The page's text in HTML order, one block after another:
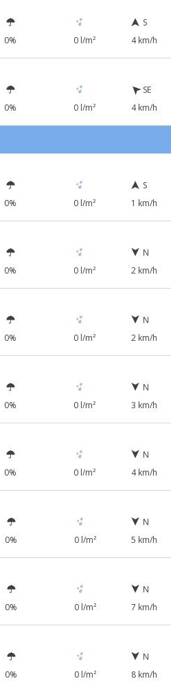
0% 0 l/m²
S
4 km/h
0% 0 l/m²
SE
4 km/h
0% 0 l/m²
S
1 km/h
0% 0 l/m²
N
2 km/h
0% 0 l/m²
N
2 km/h
0% 0 l/m²
N
3 km/h
0% 0 l/m²
N
4 km/h
0% 0 l/m²
N
5 km/h
0% 0 l/m²
N
7 km/h
0% 0 l/m²
N
8 km/h